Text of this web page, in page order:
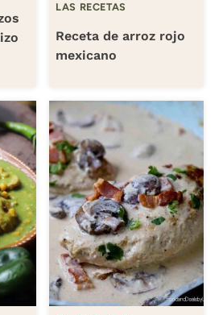
LAS RECETAS
Receta de arroz rojo
mexicano